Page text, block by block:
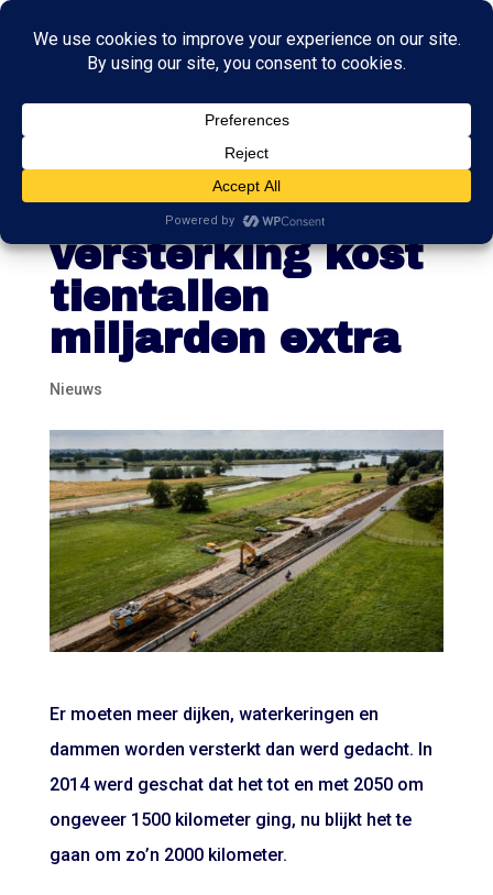
Meer dijken
voldoen niet,
versterking kost
tientallen
miljarden extra
Nieuws
Er moeten meer dijken, waterkeringen en
dammen worden versterkt dan werd gedacht. In
2014 werd geschat dat het tot en met 2050 om
ongeveer 1500 kilometer ging, nu blijkt het te
gaan om zo’n 2000 kilometer.